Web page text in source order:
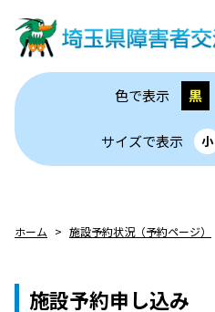
色で表示 黒
サイズで表示 小
ホーム 施設予約状況（予約ページ）
施設予約申し込み